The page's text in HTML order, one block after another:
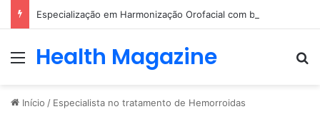
Menu
Health Magazine
Início / Especialista no tratamento de Hemorroidas